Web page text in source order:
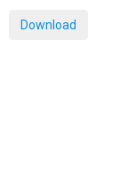
Download